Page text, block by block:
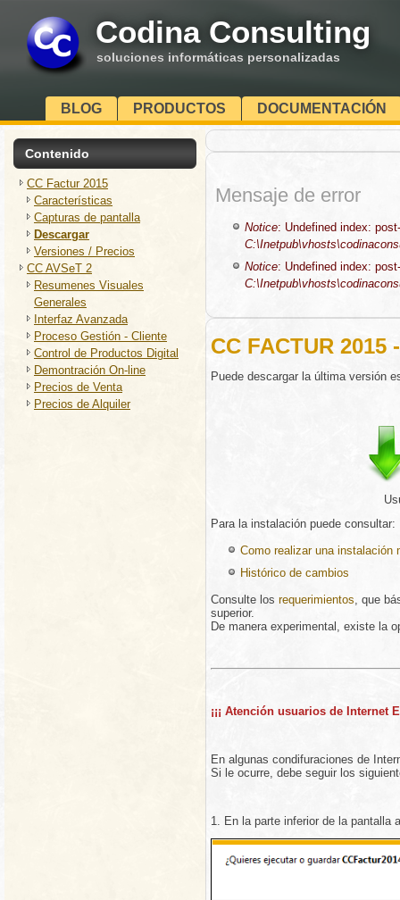
Codina Consulting
soluciones informáticas personalizadas
BLOG PRODUCTOS DOCUMENTACIÓN
Contenido
CC Factur 2015
Características
Capturas de pantalla
Descargar
Versiones / Precios
CC AVSeT 2
Resumenes Visuales
Generales
Interfaz Avanzada
Proceso Gestión - Cliente
Control de Productos Digital
Demontración On-line
Precios de Venta
Precios de Alquiler
Mensaje de error
Notice: Undefined index:
Notice: Undefined index:
CC FACTUR 2015
Puede descargar la última versión
Para la instalación puede consultar:
Como realizar una instalación
Histórico de cambios
Consulte los requerimientos, que
superior.
De manera experimental, existe la
¡¡¡ Atención usuarios de Internet
En algunas condifuraciones de
Si le ocurre, debe seguir los
1. En la parte inferior de la pantalla